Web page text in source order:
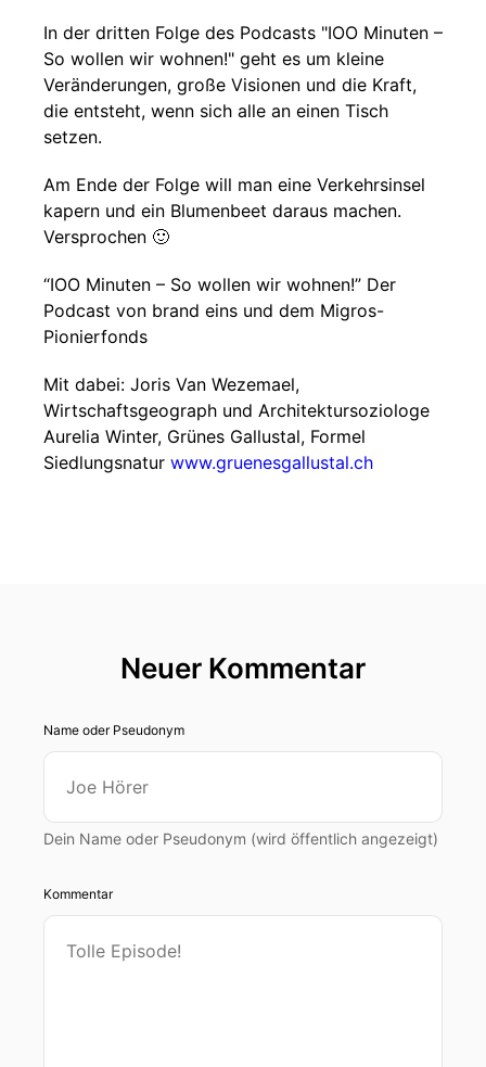
In der dritten Folge des Podcasts "IOO Minuten –
So wollen wir wohnen!" geht es um kleine
Veränderungen, große Visionen und die Kraft,
die entsteht, wenn sich alle an einen Tisch
setzen.
Am Ende der Folge will man eine Verkehrsinsel
kapern und ein Blumenbeet daraus machen.
Versprochen 🙂
“IOO Minuten – So wollen wir wohnen!” Der
Podcast von brand eins und dem Migros-
Pionierfonds
Mit dabei: Joris Van Wezemael,
Wirtschaftsgeograph und Architektursoziologe
Aurelia Winter, Grünes Gallustal, Formel
Siedlungsnatur www.gruenesgallustal.ch
Neuer Kommentar
Name oder Pseudonym
Dein Name oder Pseudonym (wird öffentlich angezeigt)
Kommentar